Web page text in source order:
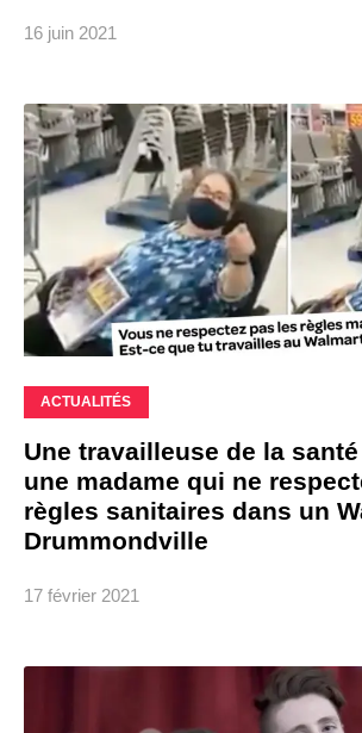
16 juin 2021
ACTUALITÉS
Une travailleuse de la
une madame qui ne
règles sanitaires dans un
Drummondville
17 février 2021